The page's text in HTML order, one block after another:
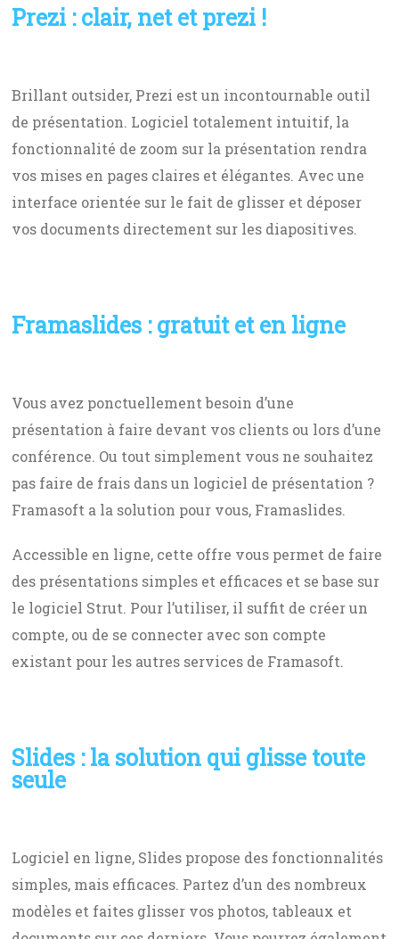
Prezi : clair, net et prezi !
Brillant outsider, Prezi est un incontournable outil
de présentation. Logiciel totalement intuitif, la
fonctionnalité de zoom sur la présentation rendra
vos mises en pages claires et élégantes. Avec une
interface orientée sur le fait de glisser et déposer
vos documents directement sur les diapositives.
Framaslides : gratuit et en ligne
Vous avez ponctuellement besoin d’une
présentation à faire devant vos clients ou lors d’une
conférence. Ou tout simplement vous ne souhaitez
pas faire de frais dans un logiciel de présentation ?
Framasoft a la solution pour vous, Framaslides.
Accessible en ligne, cette offre vous permet de faire
des présentations simples et efficaces et se base sur
le logiciel Strut. Pour l’utiliser, il suffit de créer un
compte, ou de se connecter avec son compte
existant pour les autres services de Framasoft.
Slides : la solution qui glisse toute
seule
Logiciel en ligne, Slides propose des fonctionnalités
simples, mais efficaces. Partez d’un des nombreux
modèles et faites glisser vos photos, tableaux et